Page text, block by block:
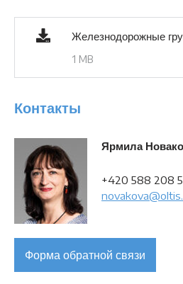
Железнодорожные
1 MB
Контакты
Ярмила
+420 588 208
Форма обратной связи